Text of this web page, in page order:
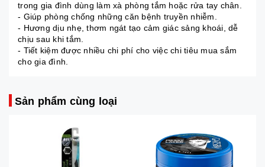
trong gia đình dùng làm xà phòng tắm hoặc rửa tay chân.
- Giúp phòng chống những căn bệnh truyền nhiễm.
- Hương dịu nhẹ, thơm ngát tạo cảm giác sảng khoái, dễ
chịu sau khi tắm.
- Tiết kiệm được nhiều chi phí cho việc chi tiêu mua sắm
cho gia đình.
Sản phẩm cùng loại